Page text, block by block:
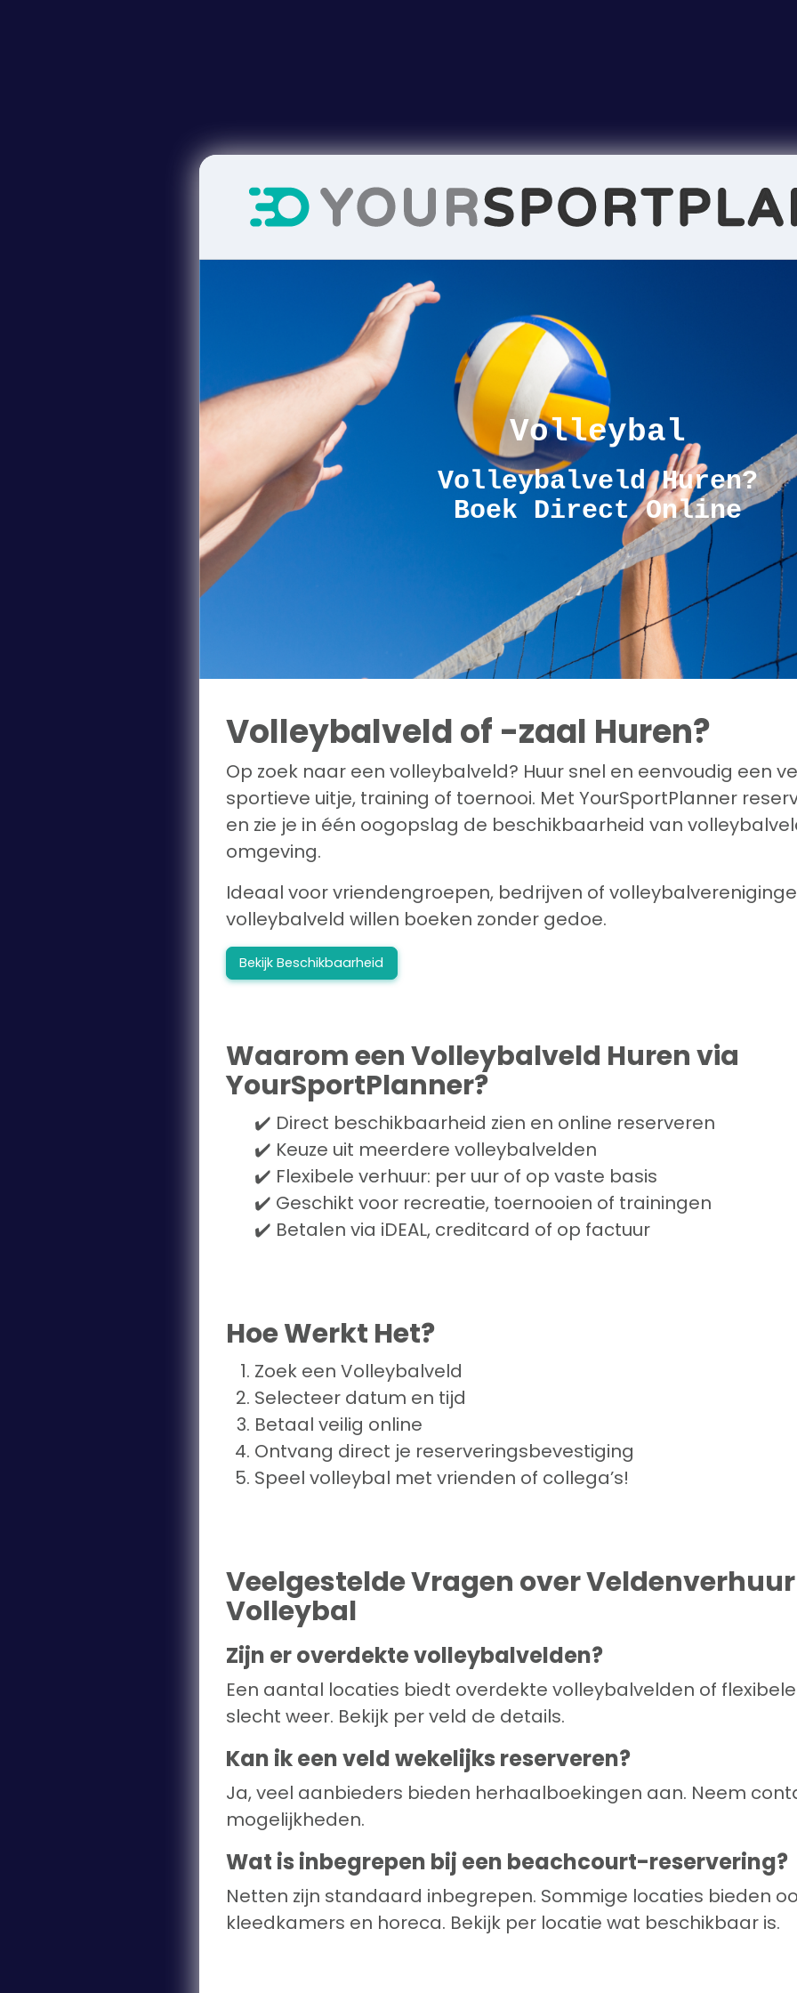
Volleybal
Volleybalveld Huren?
Boek Direct Online
Volleybalveld of -zaal Huren?
Op zoek naar een volleybalveld? Huur snel en eenvoudig een
sportieve uitje, training of toernooi. Met YourSportPlanner
en zie je in één oogopslag de beschikbaarheid van
omgeving.
Ideaal voor vriendengroepen, bedrijven of
volleybalveld willen boeken zonder gedoe.
Bekijk Beschikbaarheid
Waarom een Volleybalveld Huren via
YourSportPlanner?
✔️ Direct beschikbaarheid zien en online reserveren
✔️ Keuze uit meerdere volleybalvelden
✔️ Flexibele verhuur: per uur of op vaste basis
✔️ Geschikt voor recreatie, toernooien of trainingen
✔️ Betalen via iDEAL, creditcard of op factuur
Hoe Werkt Het?
Zoek een Volleybalveld
Selecteer datum en tijd
Betaal veilig online
Ontvang direct je reserveringsbevestiging
Speel volleybal met vrienden of collega’s!
Veelgestelde Vragen over
Volleybal
Zijn er overdekte volleybalvelden?
Een aantal locaties biedt overdekte volleybalvelden of
slecht weer. Bekijk per veld de details.
Kan ik een veld wekelijks reserveren?
Ja, veel aanbieders bieden herhaalboekingen aan. Neem
mogelijkheden.
Wat is inbegrepen bij een beachcourt-reservering?
Netten zijn standaard inbegrepen. Sommige locaties bieden
kleedkamers en horeca. Bekijk per locatie wat beschikbaar is.